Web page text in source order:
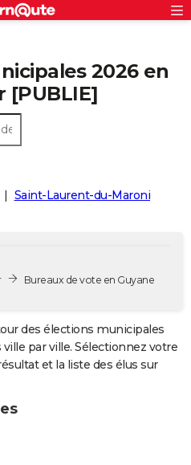
2026 en
[PUBLIE]
Saint-Laurent-du-Maroni
Bureaux de vote en Guyane
des élections municipales
par ville. Sélectionnez votre
et la liste des élus sur